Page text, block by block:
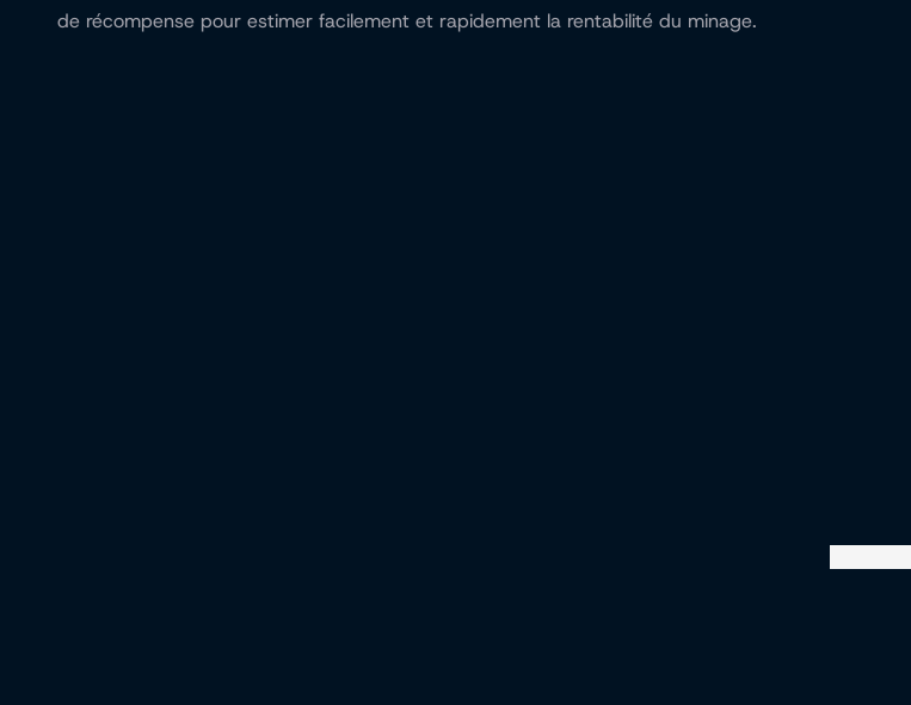
de récompense pour estimer facilement et rapidement la rentabilité du minage.